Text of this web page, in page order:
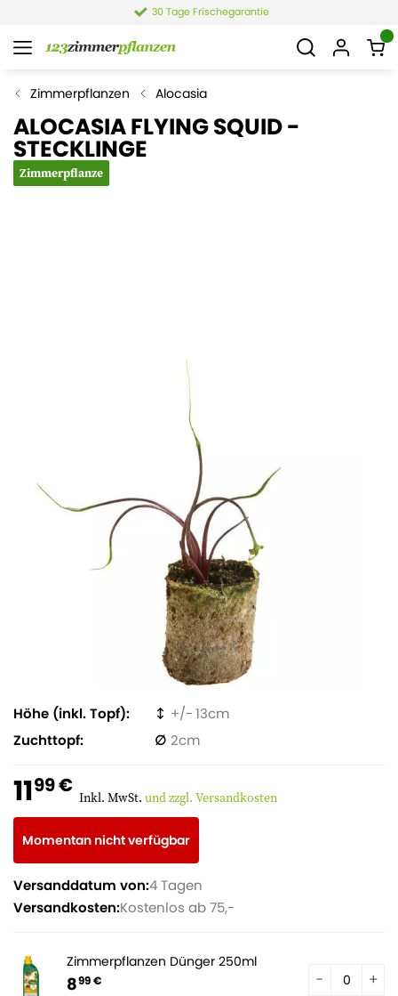
30 Tage Frischegarantie
Zimmerpflanzen Alocasia
ALOCASIA FLYING SQUID -
STECKLINGE
Zimmerpflanze
Höhe (inkl. Topf)
13
Zuchttopf
2
1199 € Inkl. MwSt. und zzgl. Versandkosten
Momentan nicht verfügbar
Versanddatum von:4 Tagen
Versandkosten:Kostenlos ab 75,-
Zimmerpflanzen Dünger 250ml
899 €